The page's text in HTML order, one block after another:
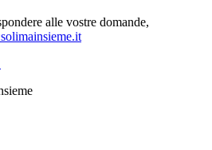
alle vostre domande,